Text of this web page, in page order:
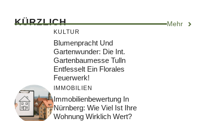
KÜRZLICH Mehr
KULTUR
Blumenpracht Und
Gartenwunder: Die Int.
Gartenbaumesse Tulln
Entfesselt Ein Florales
Feuerwerk!
IMMOBILIEN
Immobilienbewertung In
Nürnberg: Wie Viel Ist Ihre
Wohnung Wirklich Wert?